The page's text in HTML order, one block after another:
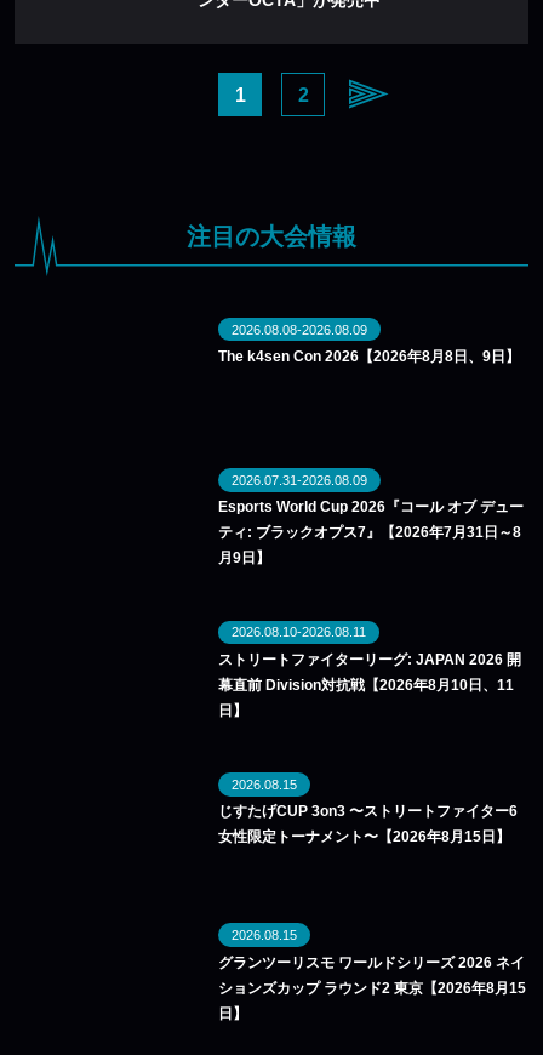
1 2
注目の大会情報
2026.08.08-2026.08.09
The k4sen Con 2026【2026年8月8日、9日】
2026.07.31-2026.08.09
Esports World Cup 2026『コール オブ デュー
ティ: ブラックオプス7』【2026年7月31日～8
月9日】
2026.08.10-2026.08.11
ストリートファイターリーグ: JAPAN 2026 開
幕直前 Division対抗戦【2026年8月10日、11
日】
2026.08.15
じすたげCUP 3on3 〜ストリートファイター6
女性限定トーナメント〜【2026年8月15日】
2026.08.15
グランツーリスモ ワールドシリーズ 2026 ネイ
ションズカップ ラウンド2 東京【2026年8月15
日】